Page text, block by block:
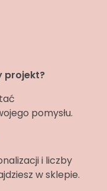
projekt?
pomysłu.
i liczby
w sklepie.